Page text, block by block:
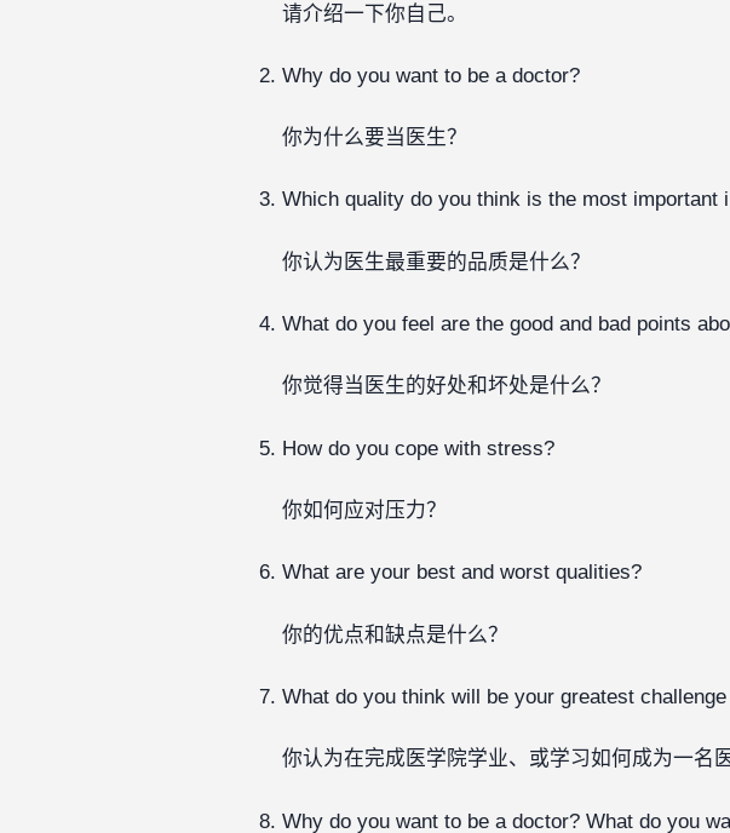
请介绍一下你自己。
Why do you want to be a doctor?
你为什么要当医生？
Which quality do you think is the most important
你认为医生最重要的品质是什么？
What do you feel are the good and bad points
你觉得当医生的好处和坏处是什么？
How do you cope with stress?
你如何应对压力？
What are your best and worst qualities?
你的优点和缺点是什么？
What do you think will be your greatest
你认为在完成医学院学业、或学习如何成为一名
Why do you want to be a doctor? What do you